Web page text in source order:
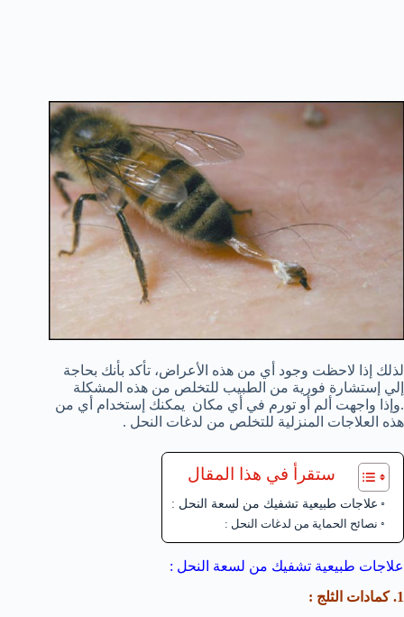
لذلك إذا لاحظت وجود أي من هذه الأعراض، تأكد بأنك بحاجة
إلي إستشارة فورية من الطبيب للتخلص من هذه المشكلة
.وإذا واجهت ألم أو تورم في أي مكان يمكنك إستخدام أي من
هذه العلاجات المنزلية للتخلص من لدغات النحل .
ستقرأ في هذا المقال
علاجات طبيعية تشفيك من لسعة النحل :
نصائح الحماية من لدغات النحل :
علاجات طبيعية تشفيك من لسعة النحل :
1. كمادات الثلج :